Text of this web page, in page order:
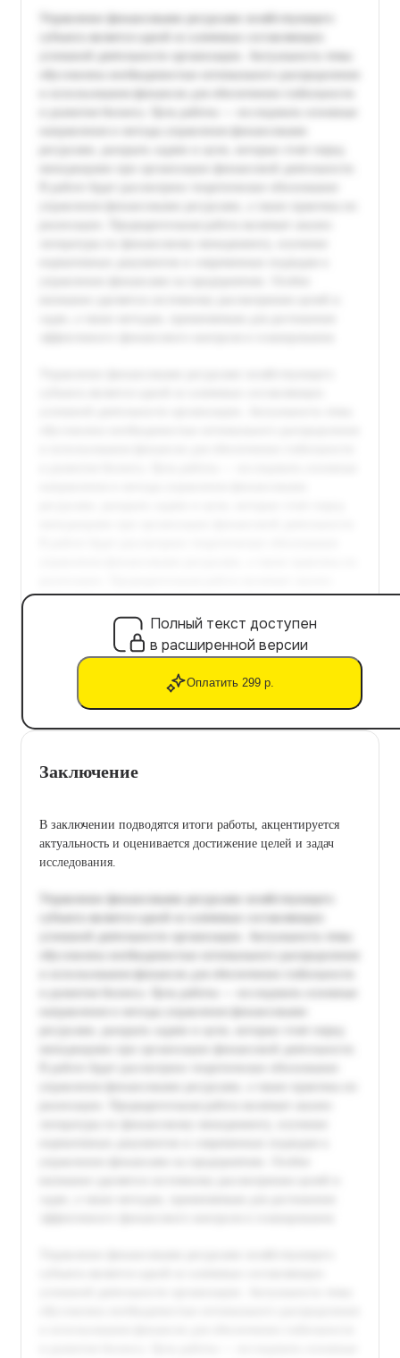
Полный текст доступен
в расширенной версии
Оплатить 299 р.
Заключение
В заключении подводятся итоги работы, акцентируется
актуальность и оценивается достижение целей и задач
исследования.